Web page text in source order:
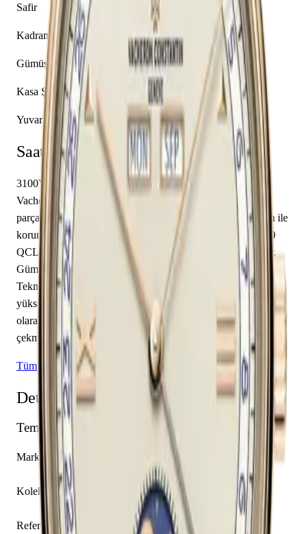
Safir
Kadran Rengi
Gümüş
Kasa Şekli
Yuvarlak
Saat Hakkında
3100V/000R-B422 referansıyla tanımlanan bu model,
Vacheron Constantin Historiques koleksiyonunun bir
parçasıdır. 40.00 mm çapındaki pembe altın kasası safir cam ile
korunmaktadır. İçerisinde Vacheron Constantin caliber 4400
QCL mekanizma yer almakta olup saat, dakika sunmaktadır.
Gümüş kadranı üzerinde karışık indeksler yer almaktadır.
Teknik detaylarında 30.00 m su geçirmezlik, 10.35 mm kasa
yüksekliği, açık arka kapak öne çıkmaktadır. Sınırlı üretim
olarak piyasaya sunulan bu model, koleksiyonerlerin ilgisini
çekmektedir.
Tüm Vacheron Constantin Modelleri
Detaylı Teknik Özellikler
Temel Bilgiler
Marka
Vacheron Constantin
Koleksiyon
Historiques
Referans